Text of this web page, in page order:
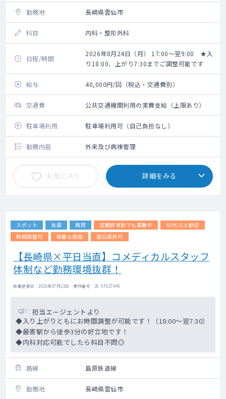
勤務地 長崎県雲仙市
科目 内科・整形外科
日程/時間
2026年8月24日（月） 17:00～翌9:00 ★入
り18:00、上がり7:30までご調整可能です
給与 40,000円/回（税込・交通費別）
交通費 公共交通機関利用の実費支給（上限あり）
駐車場利用 駐車場利用可（自己負担なし）
勤務内容 外来及び病棟管理
お気に入り 詳細をみる
スポット 当直 病院 定期非常勤でも募集中
60代以上歓迎
時間調整可
綺麗な施設 宿日直許可
【長崎県×平日当直】コメディカルスタッフ
体制など勤務環境抜群！
掲載更新日 : 2026年07月22日 案件番号 : 26-SF627949
担当エージェントより
◆入り上がりともにお時間調整が可能です！（18:00～翌7:30）
◆最寄駅から徒歩3分の好立地です！
◆内科対応可能でしたら科目不問◎
路線 島原鉄道線
勤務地 長崎県雲仙市